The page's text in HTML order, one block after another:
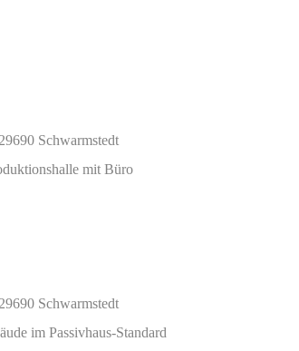
29690 Schwarmstedt
mit Büro
29690 Schwarmstedt
im Passivhaus-Standard